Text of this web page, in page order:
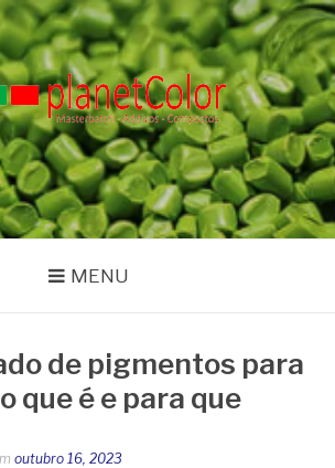
COLOR
MENU
de pigmentos para
que é e para que
outubro 16, 2023